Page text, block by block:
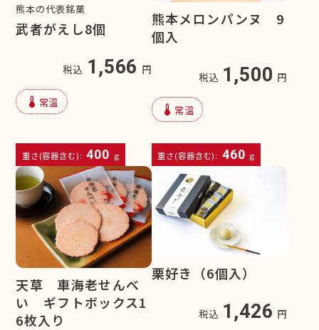
熊本の代表銘菓
武者がえし8個
税込 1,566 円
device_thermostat 常温
重さ(容器含む): 400 g
熊本メロンパンヌ 9
個入
税込 1,500 円
device_thermostat 常温
重さ(容器含む): 460 g
天草 車海老せんべ
い ギフトボックス1
6枚入り
栗好き（6個入）
税込 1,426 円